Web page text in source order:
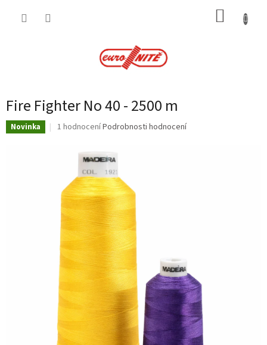
Fire Fighter No 40 - 2500 m
Novinka
Průměrné
hvězdiček.
1 hodnoceníPodrobnosti hodnocení